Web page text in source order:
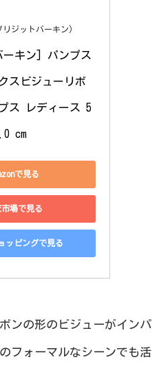
ジットバーキン)
ーキン] パンプス
スビジューリボ
ス レディース 5
cm
で見る
場で見る
ッピングで見る
ンの形のビジューがインパ
フォーマルなシーンでも活